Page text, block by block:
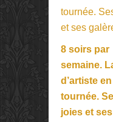
8 soirs par
semaine.
d’artiste en
tournée.
joies et ses